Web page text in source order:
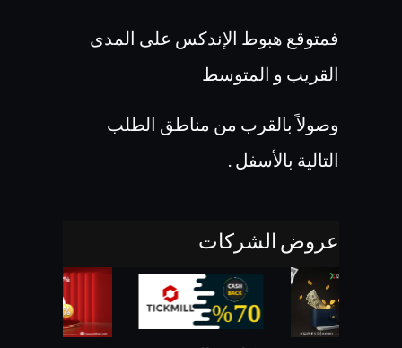
فمتوقع هبوط الإندكس على المدى
القريب و المتوسط
وصولاً بالقرب من مناطق الطلب
التالية بالأسفل .
عروض الشركات